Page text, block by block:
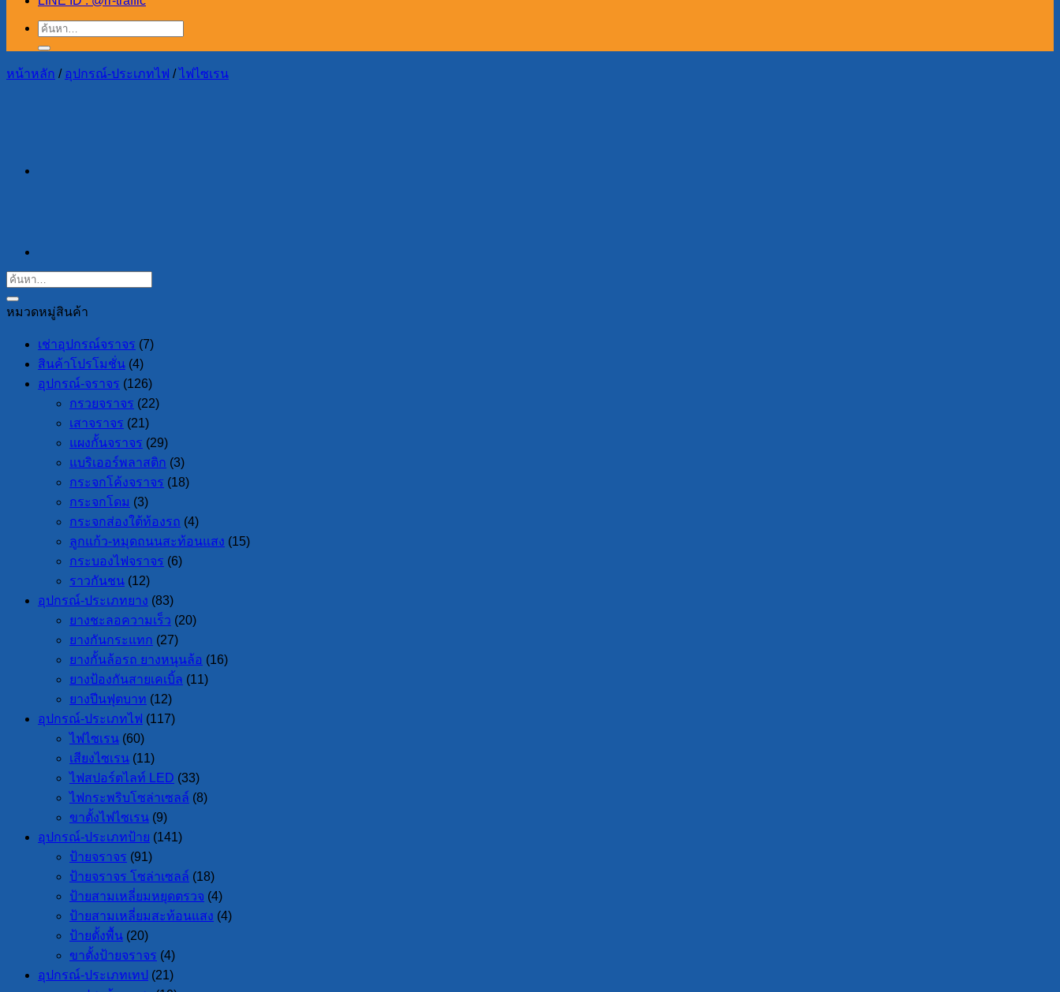
ค้นหา:
หน้าหลัก / อุปกรณ์-ประเภทไฟ / ไฟไซเรน
หมวดหมู่สินค้า
เช่าอุปกรณ์จราจร (7)
สินค้าโปรโมชั่น (4)
อุปกรณ์-จราจร (126)
กรวยจราจร (22)
เสาจราจร (21)
แผงกั้นจราจร (29)
แบริเออร์พลาสติก (3)
กระจกโค้งจราจร (18)
กระจกโดม (3)
กระจกส่องใต้ท้องรถ (4)
ลูกแก้ว-หมุดถนนสะท้อนแสง (15)
กระบองไฟจราจร (6)
ราวกันชน (12)
อุปกรณ์-ประเภทยาง (83)
ยางชะลอความเร็ว (20)
ยางกันกระแทก (27)
ยางกั้นล้อรถ ยางหนุนล้อ (16)
ยางป้องกันสายเคเบิ้ล (11)
ยางปีนฟุตบาท (12)
อุปกรณ์-ประเภทไฟ (117)
ไฟไซเรน (60)
เสียงไซเรน (11)
ไฟสปอร์ตไลท์ LED (33)
ไฟกระพริบโซล่าเซลล์ (8)
ขาตั้งไฟไซเรน (9)
อุปกรณ์-ประเภทป้าย (141)
ป้ายจราจร (91)
ป้ายจราจร โซล่าเซลล์ (18)
ป้ายสามเหลี่ยมหยุดตรวจ (4)
ป้ายสามเหลี่ยมสะท้อนแสง (4)
ป้ายตั้งพื้น (20)
ขาตั้งป้ายจราจร (4)
อุปกรณ์-ประเภทเทป
(21)